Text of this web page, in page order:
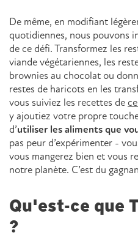
De même, en modifiant
quotidiennes, nous pouvons
de ce défi. Transformez les
viande végétariennes, les
brownies au chocolat ou
restes de haricots en les
vous suiviez les recettes de
y ajoutiez votre propre
d’utiliser les aliments que
pas peur d’expérimenter -
vous mangerez bien et vous
notre planète. C’est du
Qu'est-ce que
?